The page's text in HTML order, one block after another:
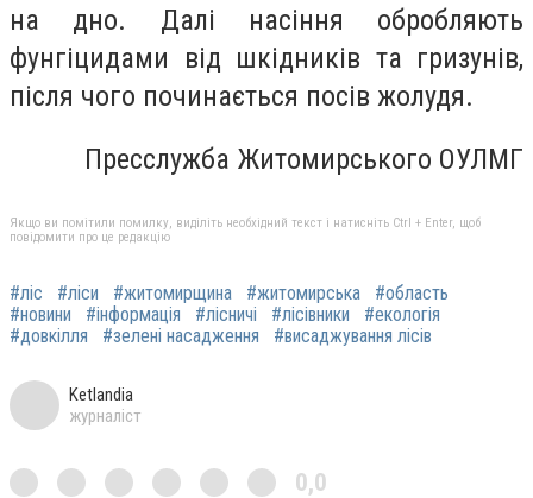
на дно. Далі насіння обробляють
фунгіцидами від шкідників та гризунів,
після чого починається посів жолудя.
Пресслужба Житомирського ОУЛМГ
Якщо ви помітили помилку, виділіть необхідний текст і натисніть Ctrl + Enter, щоб
повідомити про це редакцію
#ліс #ліси #житомирщина #житомирська
#область
#новини
#інформація #лісничі #лісівники
#екологія
#довкілля
#зелені насадження #висаджування лісів
Ketlandia
журналіст
0,0